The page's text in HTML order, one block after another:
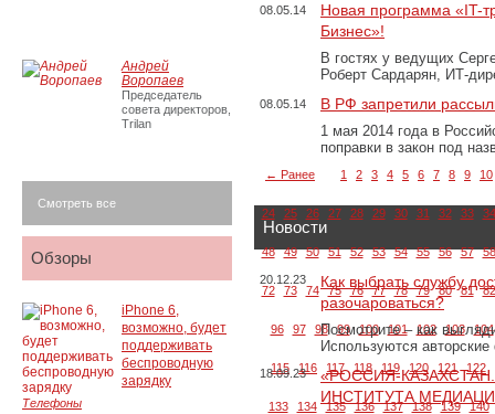
08.05.14
Новая программа «IT-
Бизнес»!
В гостях у ведущих
Роберт Сардарян, ИТ-
08.05.14 В РФ запретили
1 мая 2014 года в
поправки в закон под
← Ранее 1 2 3 4 5 6 7 8 9 10
24 25 26 27 28 29 30 31 32 33 34
48 49 50 51 52 53 54 55 56 57 58
72 73 74 75 76 77 78 79 80 81 82
96 97 98 99 100 101 102 103 104
115 116 117 118 119 120 121 122
133 134 135 136 137 138 139 140
Новости
20.12.23
Как выбрать службу
разочароваться?
Посмотрите – как
Используются
18.09.23
«РОССИЯ-
ИНСТИТУТА
Андрей
Воропаев
Председатель
совета директоров,
Trilan
Смотреть все
Обзоры
iPhone 6,
возможно, будет
поддерживать
беспроводную
зарядку
Телефоны